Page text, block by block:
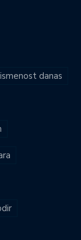
danas